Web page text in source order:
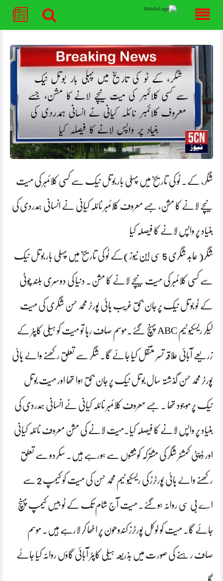
content
شگر، کے. ٹو کی تاریخ میں پہلی بار بوتل نیک سے کسی کلائمبر کی میت
نیچے لانے کا مشن، جسے معروف کلائمبر نائلہ کیانی نے انسانی ہمدردی کی
بنیاد پر واپس لانے کا فیصلہ کیا
شگر( عابد شگری 5 سی این نیوز)کے ٹو کی تاریخ میں پہلی بار بوتل نیک
سے کسی کلائمبر کی میت نیچے لانے کا مشن. دنیا کی دوسری بلند چوٹی
کے ٹو بوتل نیک پر جان بحق غریب ہائی پورٹر محمد حسن شگری کی میت
لیکر ریسکیو ٹیم ABC پہنچ گئے.موسم صاف رہا تو میت کو ہیلی کاپٹر کے
زریعے آبائی علاقہ تسر منتقل کیا جائے گا. شگر سے تعلق رکھنے والے ہائی
پورٹر محمد حسن گذشتہ سال بوتل نیک پر جان بحق ہوا تھا اور میت بوتل
نیک پر موجود تھا ۔ جسے معروف کلائمبر نائلہ کیانی نے انسانی ہمدردی کی
بنیاد پر واپس لانے کا فیصلہ کیا۔میت لانے کی مشن معروف نائلہ کیانی
اور ڈپٹی کمشنر شگر کی مشترکہ کوششوں سے ہورہے ہیں. سکردو سے تعلق
رکھنے والے ہائی پورٹرز کی ریسکیو ٹیم محمد حسن کی میت کو کیمپ 2 سے
اے بی سی روانہ ہوگئے. میت آج شام تک کے ٹو بیس کیمپ پہنچ
جائے گا. میت کو لوکل پورٹرز کندوھون پر اٹھا کر لارہے ہیں۔ موسم
صاف رہنے کی صورت میں بذریعہ ہیلی کاپٹر آبائی گاؤں روانہ کیا جائے